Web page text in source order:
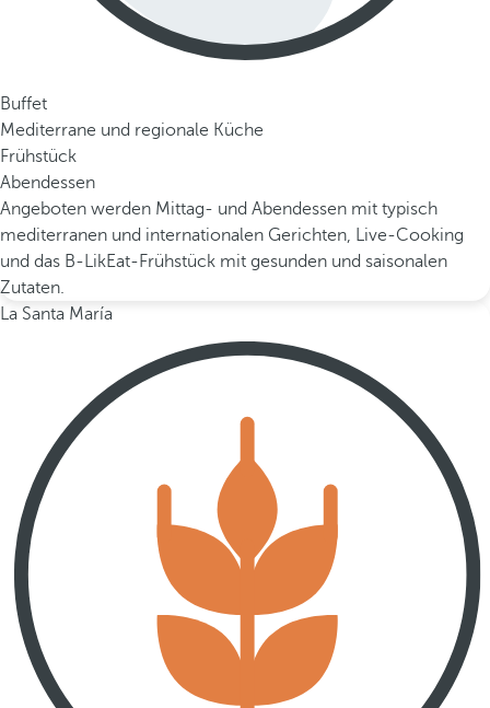
Buffet
Mediterrane und regionale Küche
Frühstück
Abendessen
Angeboten werden Mittag- und Abendessen mit typisch
mediterranen und internationalen Gerichten, Live-Cooking
und das B-LikEat-Frühstück mit gesunden und saisonalen
Zutaten.
La Santa María